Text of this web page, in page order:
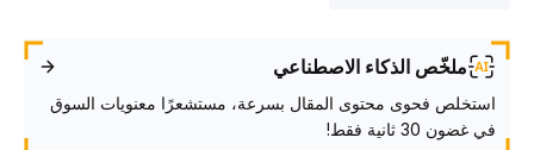
ملخّص الذكاء الاصطناعي
استخلص فحوى محتوى المقال بسرعة، مستشعرًا معنويات السوق
في غضون 30 ثانية فقط!